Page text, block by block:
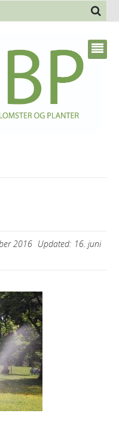
2016 Updated: 16. juni